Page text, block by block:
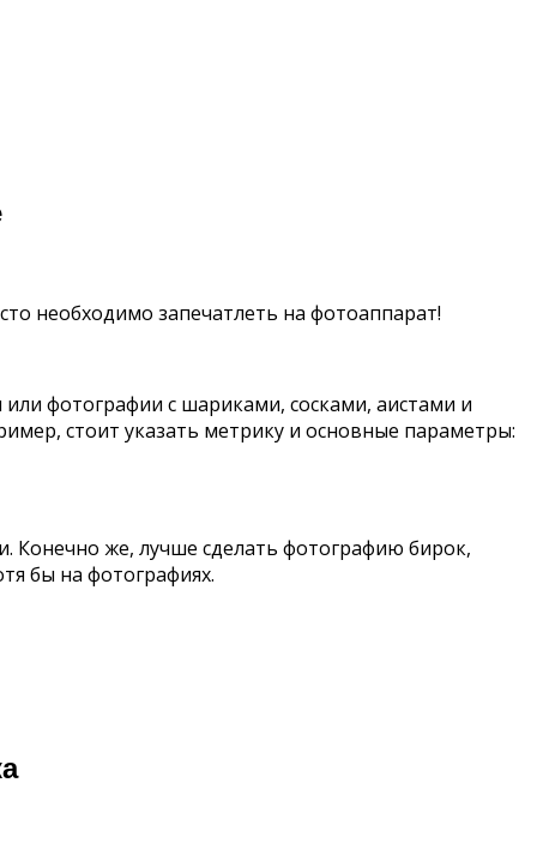
необходимо запечатлеть на фотоаппарат!
фотографии с шариками, сосками, аистами и
стоит указать метрику и основные параметры:
Конечно же, лучше сделать фотографию бирок,
бы на фотографиях.